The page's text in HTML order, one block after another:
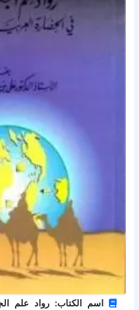
اسم الكتاب: رواد علم